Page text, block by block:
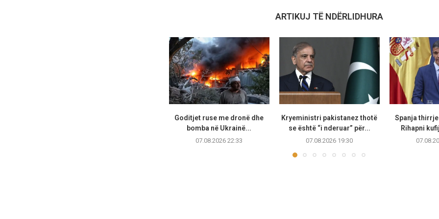
ARTIKUJ TË NDËRLIDHURA
Goditjet ruse me dronë dhe
bomba në Ukrainë...
07.08.2026 22:33
Kryeministri pakistanez thotë
se është “i nderuar” për...
07.08.2026 19:30
Spanja
Rihapni